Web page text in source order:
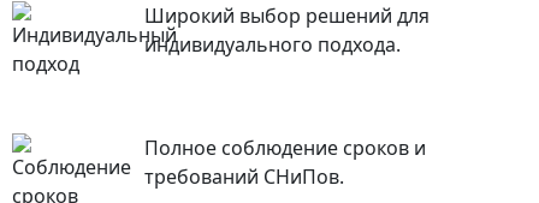
Широкий выбор решений для
индивидуального подхода.
Полное соблюдение сроков и
требований СНиПов.